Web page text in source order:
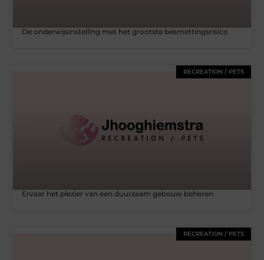
De onderwijsinstelling met het grootste besmettingsrisico
RECREATION / PETS
Ervaar het plezier van een duurzaam gebouw beheren
RECREATION / PETS